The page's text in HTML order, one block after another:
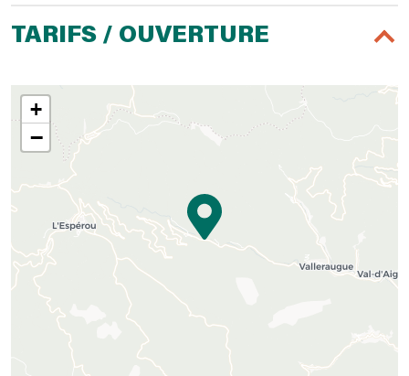
TARIFS / OUVERTURE
+
−